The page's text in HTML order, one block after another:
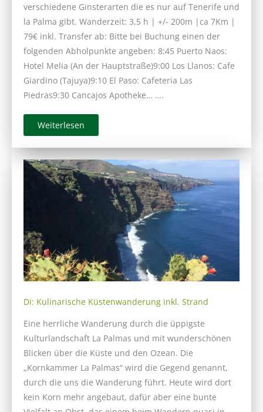
verschiedene Ginsterarten die es nur auf Tenerife und
la Palma gibt. Wanderzeit: 3,5 h | +/- 200m |ca 7Km |
79€ inkl. Transfer ab: Bitte bei Buchung einen der
folgenden Abholpunkte angeben: 8:45 Puerto Naos:
Hotel Melia (An der Hauptstraße)9:00 Los Llanos: Cafe
Giardino (Tajuya)9:10 El Paso: Cafeteria Las
Piedras9:30 Cancajos Apotheke… ….
Weiterlesen
Di: Kulinarische Küstenwanderung inkl. Strand
Eine herrliche Wanderung durch die üppigste
Kulturlandschaft La Palmas und mit wunderschönen
Blicken über die Küste und den Ozean. Die
„Kornkammer La Palmas“ wird die Gegend genannt,
durch die uns die Wanderung führt. Heute wird dort
kein Korn mehr angebaut, dafür aber eine bunte